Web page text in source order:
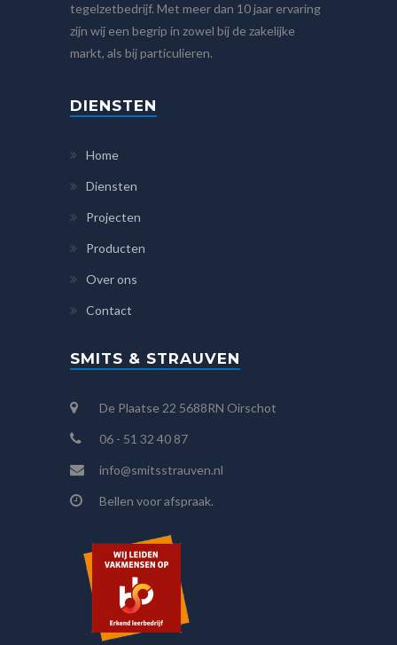
tegelzetbedrijf. Met meer dan 10 jaar ervaring
zijn wij een begrip in zowel bij de zakelijke
markt, als bij particulieren.
DIENSTEN
Home
Diensten
Projecten
Producten
Over ons
Contact
SMITS & STRAUVEN
De Plaatse 22 5688RN Oirschot
06 - 51 32 40 87
info@smitsstrauven.nl
Bellen voor afspraak.